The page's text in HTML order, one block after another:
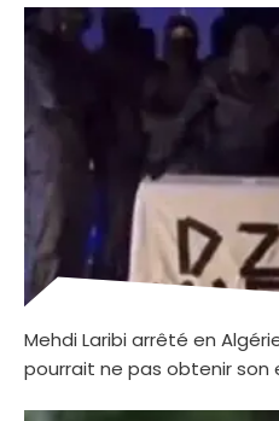
Mehdi Laribi arrêté en
pourrait ne pas obtenir son